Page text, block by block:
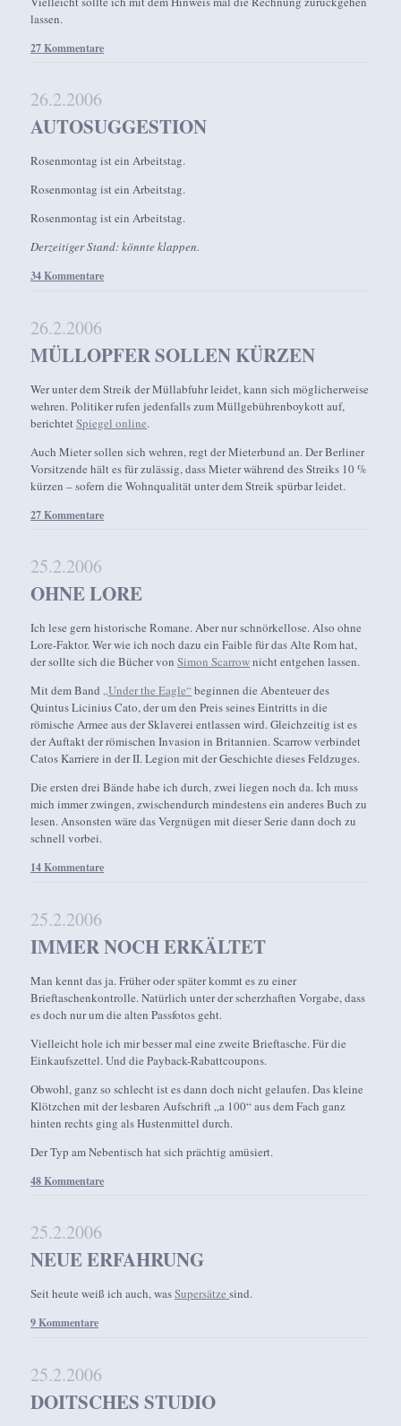
lassen.
27 Kommentare
26.2.2006
AUTOSUGGESTION
Rosenmontag ist ein Arbeitstag.
Rosenmontag ist ein Arbeitstag.
Rosenmontag ist ein Arbeitstag.
Derzeitiger Stand: könnte klappen.
34 Kommentare
26.2.2006
MÜLLOPFER SOLLEN KÜRZEN
Wer unter dem Streik der Müllabfuhr leidet, kann sich möglicherweise
wehren. Politiker rufen jedenfalls zum Müllgebührenboykott auf,
berichtetSpiegel online.
Auch Mieter sollen sich wehren, regt der Mieterbund an. Der Berliner
Vorsitzende hält es für zulässig, dass Mieter während des Streiks 10 %
kürzen – sofern die Wohnqualität unter dem Streik spürbar leidet.
27 Kommentare
25.2.2006
OHNE LORE
Ich lese gern historische Romane. Aber nur schnörkellose. Also ohne
Lore-Faktor. Wer wie ich noch dazu ein Faible für das Alte Rom hat,
der sollte sich die Bücher vonSimon Scarrownicht entgehen lassen.
Mit dem Band„Under the Eagle“beginnen die Abenteuer des
Quintus Licinius Cato, der um den Preis seines Eintritts in die
römische Armee aus der Sklaverei entlassen wird. Gleichzeitig ist es
der Auftakt der römischen Invasion in Britannien. Scarrow verbindet
Catos Karriere in der II. Legion mit der Geschichte dieses Feldzuges.
Die ersten drei Bände habe ich durch, zwei liegen noch da. Ich muss
mich immer zwingen, zwischendurch mindestens ein anderes Buch zu
lesen. Ansonsten wäre das Vergnügen mit dieser Serie dann doch zu
schnell vorbei.
14 Kommentare
25.2.2006
IMMER NOCH ERKÄLTET
Man kennt das ja. Früher oder später kommt es zu einer
Brieftaschenkontrolle. Natürlich unter der scherzhaften Vorgabe, dass
es doch nur um die alten Passfotos geht.
Vielleicht hole ich mir besser mal eine zweite Brieftasche. Für die
Einkaufszettel. Und die Payback-Rabattcoupons.
Obwohl, ganz so schlecht ist es dann doch nicht gelaufen. Das kleine
Klötzchen mit der lesbaren Aufschrift „a 100“ aus dem Fach ganz
hinten rechts ging als Hustenmittel durch.
Der Typ am Nebentisch hat sich prächtig amüsiert.
48 Kommentare
25.2.2006
NEUE ERFAHRUNG
Seit heute weiß ich auch, wasSupersätzesind.
9 Kommentare
25.2.2006
DOITSCHES STUDIO